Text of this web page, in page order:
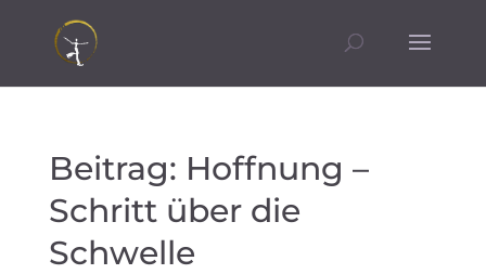
Beitrag: Hoffnung –
Schritt über die
Schwelle